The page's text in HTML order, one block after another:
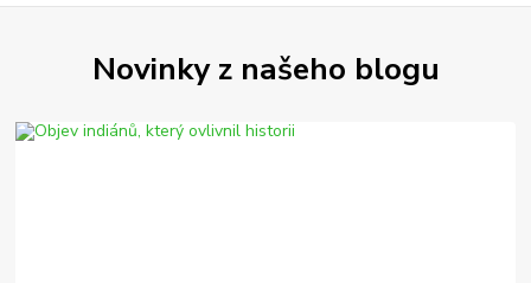
Novinky z našeho blogu